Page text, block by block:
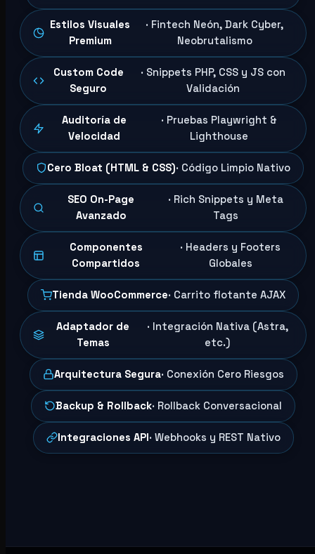
Estilos Visuales
Premium
· Fintech Neón, Dark Cyber,
Neobrutalismo
Custom Code
Seguro
· Snippets PHP, CSS y JS con
Validación
Auditoría de
Velocidad
· Pruebas Playwright &
Lighthouse
Cero Bloat (HTML & CSS)· Código Limpio Nativo
SEO On-Page
Avanzado
· Rich Snippets y Meta
Tags
Componentes
Compartidos
· Headers y Footers
Globales
Tienda WooCommerce· Carrito flotante AJAX
Adaptador de
Temas
· Integración Nativa (Astra,
etc.)
Arquitectura Segura· Conexión Cero Riesgos
Backup & Rollback· Rollback Conversacional
Integraciones API· Webhooks y REST Nativo